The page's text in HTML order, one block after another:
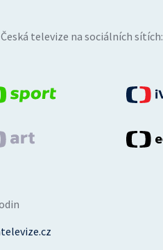
Česká televize na sociálních sítích: